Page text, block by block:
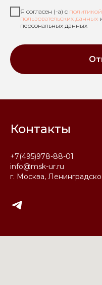
Я согласен (-а) с
пользовательских данных
персональных данных
Контакты
+7(495)978-88-01
info@msk-ur.ru
г. Москва,